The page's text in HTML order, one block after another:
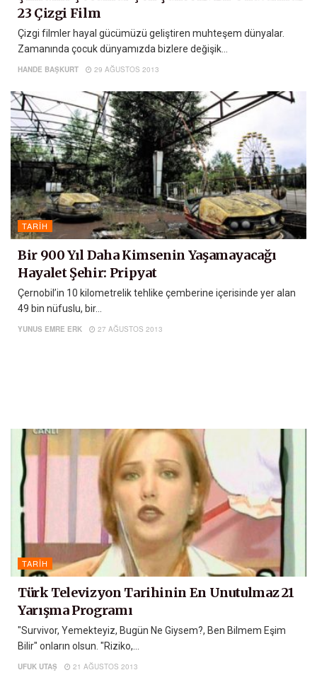
23 Çizgi Film
Çizgi filmler hayal gücümüzü geliştiren muhteşem dünyalar.
Zamanında çocuk dünyamızda bizlere değişik...
HANDE BAŞKURT 29 AĞUSTOS 2013
TARIH
Bir 900 Yıl Daha Kimsenin Yaşamayacağı
Hayalet Şehir: Pripyat
Çernobil’in 10 kilometrelik tehlike çemberine içerisinde yer alan
49 bin nüfuslu, bir...
YUNUS EMRE ERK 27 AĞUSTOS 2013
TARIH
Türk Televizyon Tarihinin En Unutulmaz 21
Yarışma Programı
"Survivor, Yemekteyiz, Bugün Ne Giysem?, Ben Bilmem Eşim
Bilir" onların olsun. "Riziko,...
UFUK UTAŞ 21 AĞUSTOS 2013